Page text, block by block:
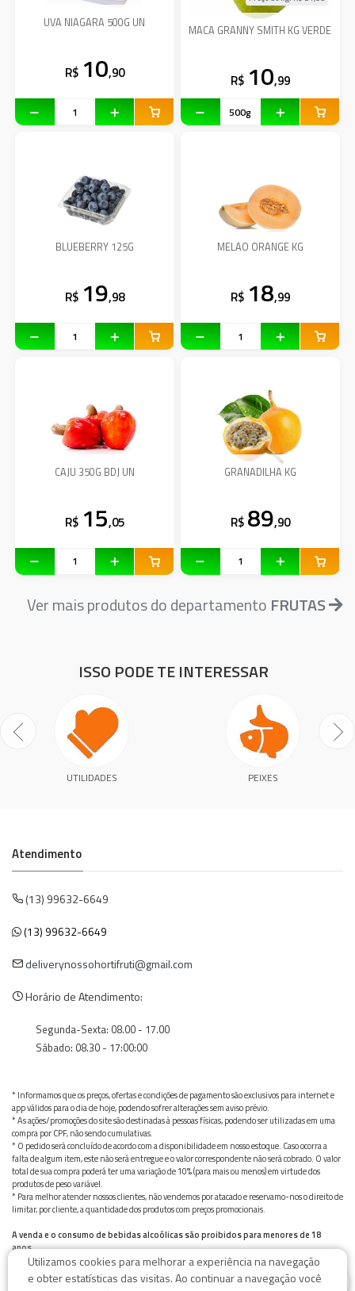
UVA NIAGARA 500G UN
R$ 10,90
MACA GRANNY SMITH KG VERDE
R$ 10,99
BLUEBERRY 125G
R$ 19,98
MELAO ORANGE KG
R$ 18,99
CAJU 350G BDJ UN
R$ 15,05
GRANADILHA KG
R$ 89,90
Ver mais produtos do departamento FRUTAS
ISSO PODE TE INTERESSAR
UTILIDADES PEIXES
Atendimento
(13) 99632-6649
(13) 99632-6649
deliverynossohortifruti@gmail.com
Horário de Atendimento:
Segunda-Sexta: 08.00 - 17.00
Sábado: 08.30 - 17:00:00
* Informamos que os preços, ofertas e condições de pagamento são exclusivos para internet e
app válidos para o dia de hoje, podendo sofrer alterações sem aviso prévio.
* As ações/promoções do site são destinadas à pessoas físicas, podendo ser utilizadas em uma
compra por CPF, não sendo cumulativas.
* O pedido será concluído de acordo com a disponibilidade em nosso estoque. Caso ocorra a
falta de algum item, este não será entregue e o valor correspondente não será cobrado. O valor
total de sua compra poderá ter uma variação de 10% (para mais ou menos) em virtude dos
produtos de peso variável.
* Para melhor atender nossos clientes, não vendemos por atacado e reservamo-nos o direito de
limitar, por cliente, a quantidade dos produtos com preços promocionais.
A venda e o consumo de bebidas alcoólicas são proibidos para menores de 18
anos.
Bebida alcoólica pode causar dependência química e, em excesso, provoca graves males à saúde.
Beba com moderação
Utilizamos cookies para melhorar a experiência na navegação
e obter estatísticas das visitas. Ao continuar a navegação você